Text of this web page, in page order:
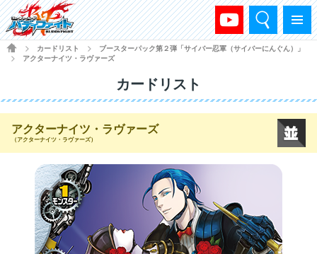
メニュー
検索
HOME
カードリスト
ブースターパック第２弾「サイバー忍軍（サイバーにんぐん）」
アクターナイツ・ラヴァーズ
カードリスト
アクターナイツ・ラヴァーズ
（アクターナイツ・ラヴァーズ）